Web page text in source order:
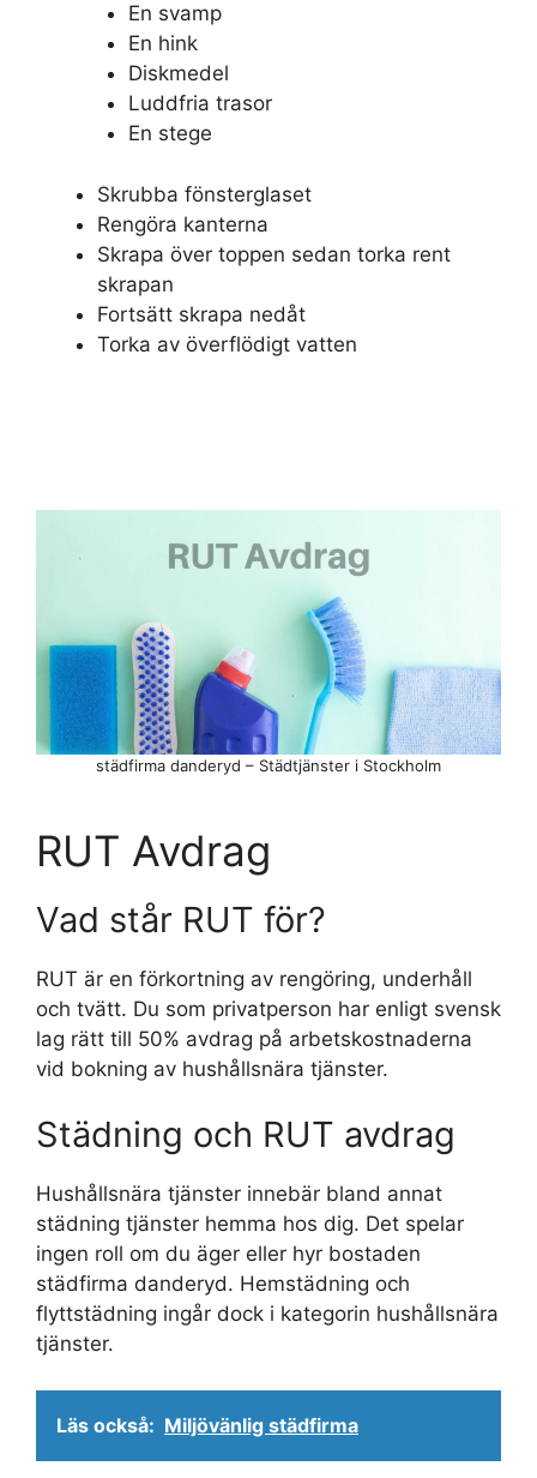
En svamp
En hink
Diskmedel
Luddfria trasor
En stege
Skrubba fönsterglaset
Rengöra kanterna
Skrapa över toppen sedan torka rent
skrapan
Fortsätt skrapa nedåt
Torka av överflödigt vatten
RUT Avdrag
Vad står RUT för?
RUT är en förkortning av rengöring, underhåll
och tvätt. Du som privatperson har enligt svensk
lag rätt till 50% avdrag på arbetskostnaderna
vid bokning av hushållsnära tjänster.
Städning och RUT avdrag
Hushållsnära tjänster innebär bland annat
städning tjänster hemma hos dig. Det spelar
ingen roll om du äger eller hyr bostaden
städfirma danderyd. Hemstädning och
flyttstädning ingår dock i kategorin hushållsnära
tjänster.
Läs också: Miljövänlig städfirma
städfirma danderyd – Städtjänster i Stockholm